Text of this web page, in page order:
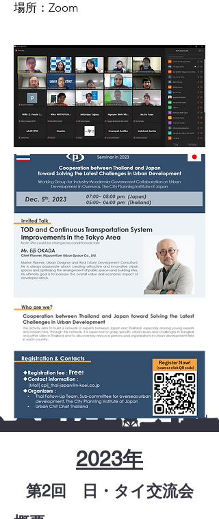
場所：Zoom
2023年
​第2回 日・タイ交流会